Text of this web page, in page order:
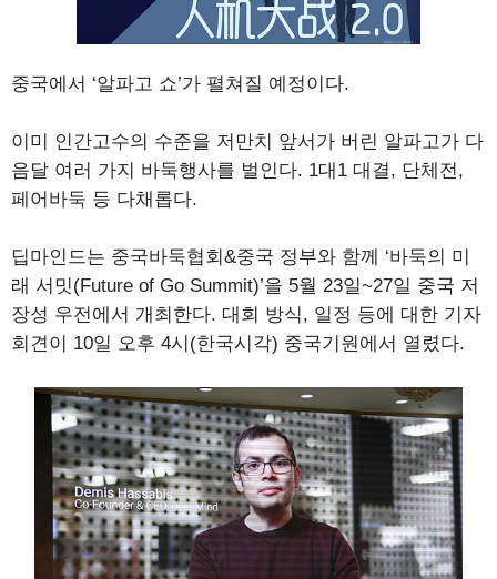
중국에서 ‘알파고 쇼’가 펼쳐질 예정이다.
이미 인간고수의 수준을 저만치 앞서가 버린 알파고가 다
음달 여러 가지 바둑행사를 벌인다. 1대1 대결, 단체전,
페어바둑 등 다채롭다.
딥마인드는 중국바둑협회&중국 정부와 함께 ‘바둑의 미
래 서밋(Future of Go Summit)’을 5월 23일~27일 중국 저
장성 우전에서 개최한다. 대회 방식, 일정 등에 대한 기자
회견이 10일 오후 4시(한국시각) 중국기원에서 열렸다.